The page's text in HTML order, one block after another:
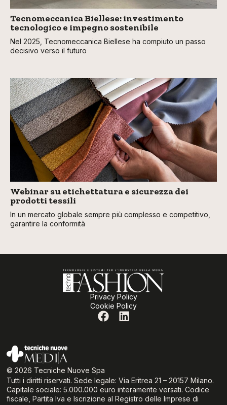
Tecnomeccanica Biellese: investimento
tecnologico e impegno sostenibile
Nel 2025, Tecnomeccanica Biellese ha compiuto un passo
decisivo verso il futuro
Webinar su etichettatura e sicurezza dei
prodotti tessili
In un mercato globale sempre più complesso e competitivo,
garantire la conformità
Privacy Policy
Cookie Policy
© 2026 Tecniche Nuove Spa
Tutti i diritti riservati. Sede legale: Via Eritrea 21 – 20157 Milano.
Capitale sociale: 5.000.000 euro interamente versati. Codice
fiscale, Partita Iva e Iscrizione al Registro delle Imprese di